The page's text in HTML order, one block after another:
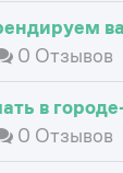
0 Отзывов
в
0 Отзывов